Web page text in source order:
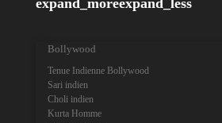
Bollywood
Tenue Indienne Bollywood
Sari indien
Choli indien
Kurta Homme